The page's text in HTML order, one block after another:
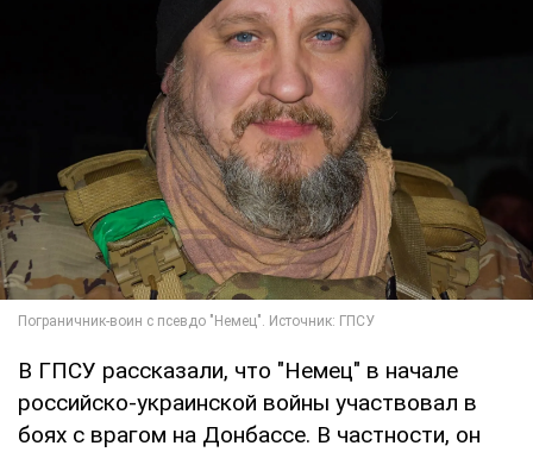
В ГПСУ рассказали, что "Немец" в начале
российско-украинской войны участвовал в
боях с врагом на Донбассе. В частности, он